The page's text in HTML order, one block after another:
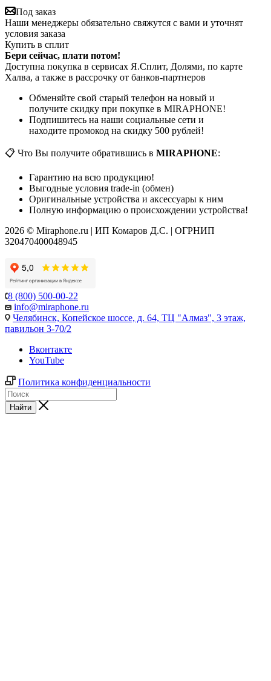
Под заказ
Наши менеджеры обязательно свяжутся с вами и уточнят
условия заказа
Купить в сплит
Бери сейчас, плати потом!
Доступна покупка в сервисах Я.Сплит, Долями, по карте
Халва, а также в рассрочку от банков-партнеров
Обменяйте свой старый телефон на новый и
получите скидку при покупке в MIRAPHONE!
Подпишитесь на наши социальные сети и
находите промокод на скидку 500 рублей!
📋 Что Вы получите обратившись в MIRAPHONE:
Гарантию на всю продукцию!
Выгодные условия trade-in (обмен)
Оригинальные устройства и аксессуары к ним
Полную информацию о происхождении устройства!
2026 © Miraphone.ru | ИП Комаров Д.С. | ОГРНИП
320470400048945
8 (800) 500-00-22
info@miraphone.ru
Челябинск, Копейское шоссе, д. 64, ТЦ "Алмаз", 3 этаж,
павильон 3-70/2
Вконтакте
YouTube
Политика конфиденциальности
Найти